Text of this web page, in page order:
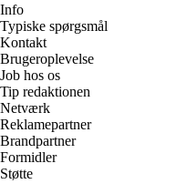
Info
Typiske spørgsmål
Kontakt
Brugeroplevelse
Job hos os
Tip redaktionen
Netværk
Reklamepartner
Brandpartner
Formidler
Støtte